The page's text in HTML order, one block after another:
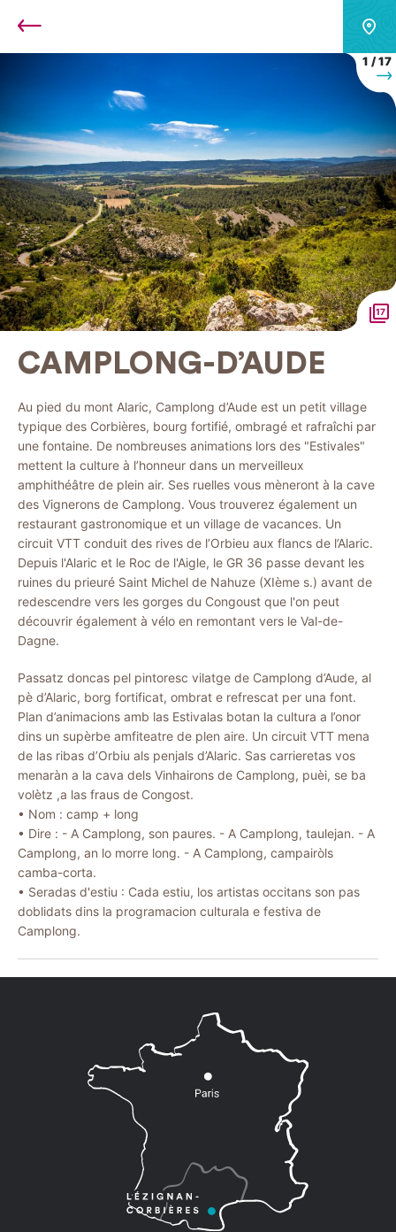
Retour
1 /17
17
CAMPLONG-D’AUDE
Au pied du mont Alaric, Camplong d’Aude est un petit village
typique des Corbières, bourg fortifié, ombragé et rafraîchi par
une fontaine. De nombreuses animations lors des "Estivales"
mettent la culture à l’honneur dans un merveilleux
amphithéâtre de plein air. Ses ruelles vous mèneront à la cave
des Vignerons de Camplong. Vous trouverez également un
restaurant gastronomique et un village de vacances. Un
circuit VTT conduit des rives de l’Orbieu aux flancs de l’Alaric.
Depuis l'Alaric et le Roc de l'Aigle, le GR 36 passe devant les
ruines du prieuré Saint Michel de Nahuze (XIème s.) avant de
redescendre vers les gorges du Congoust que l'on peut
découvrir également à vélo en remontant vers le Val-de-
Dagne.
Passatz doncas pel pintoresc vilatge de Camplong d’Aude, al
pè d’Alaric, borg fortificat, ombrat e refrescat per una font.
Plan d’animacions amb las Estivalas botan la cultura a l’onor
dins un supèrbe amfiteatre de plen aire. Un circuit VTT mena
de las ribas d’Orbiu als penjals d’Alaric. Sas carrieretas vos
menaràn a la cava dels Vinhairons de Camplong, puèi, se ba
volètz ,a las fraus de Congost.
• Nom : camp + long
• Dire : - A Camplong, son paures. - A Camplong, taulejan. - A
Camplong, an lo morre long. - A Camplong, campairòls
camba-corta.
• Seradas d'estiu : Cada estiu, los artistas occitans son pas
doblidats dins la programacion culturala e festiva de
Camplong.